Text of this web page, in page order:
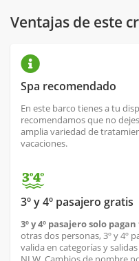
Ventajas de este
Spa recomendado
En este barco tienes a tu
recomendamos que no
amplia variedad de
vacaciones.
3º y 4º pasajero gratis
3º y 4º pasajero solo
otras dos personas, 3º y 4º
valida en categorías y